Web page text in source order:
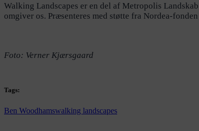
Walking Landscapes er en del af Metropolis
omgiver os. Præsenteres med støtte fra Nordea-
Foto: Verner Kjærsgaard
Tags:
Ben Woodhamswalking landscapes